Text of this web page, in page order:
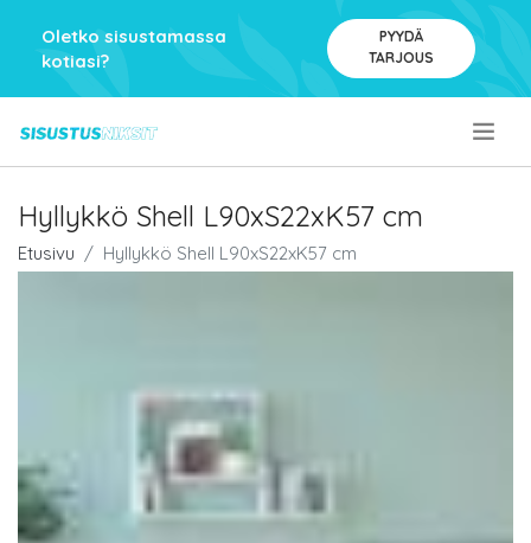
Oletko sisustamassa
kotiasi?
PYYDÄ
TARJOUS
Hyllykkö Shell L90xS22xK57 cm
Etusivu Hyllykkö Shell L90xS22xK57 cm